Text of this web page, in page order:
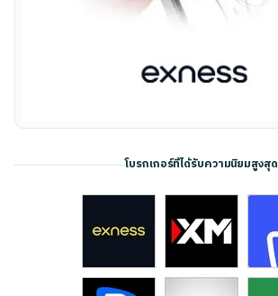
โบรกเกอร์ที่ได้รับความนิยมสูงสุด